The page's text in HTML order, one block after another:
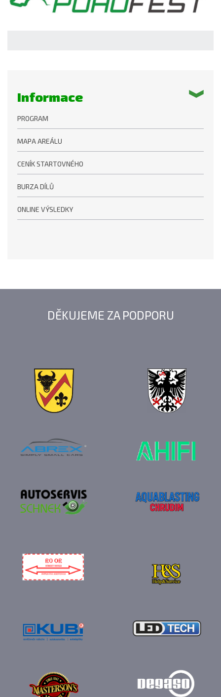
Informace
PROGRAM
MAPA AREÁLU
CENÍK STARTOVNÉHO
BURZA DÍLŮ
ONLINE VÝSLEDKY
DĚKUJEME ZA PODPORU